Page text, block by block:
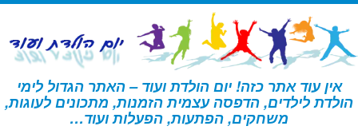
דלג
לתוכן
אין עוד אתר כזה! יום הולדת ועוד – האתר הגדול לימי
הולדת לילדים, הדפסה עצמית הזמנות, מתכונים לעוגות,
משחקים, הפתעות, הפעלות ועוד… דף הבית » מתכונים לעוגות וכיבוד » קאפקייקס דורה